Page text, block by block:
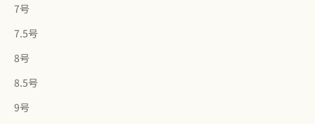
7号
7.5号
8号
8.5号
9号